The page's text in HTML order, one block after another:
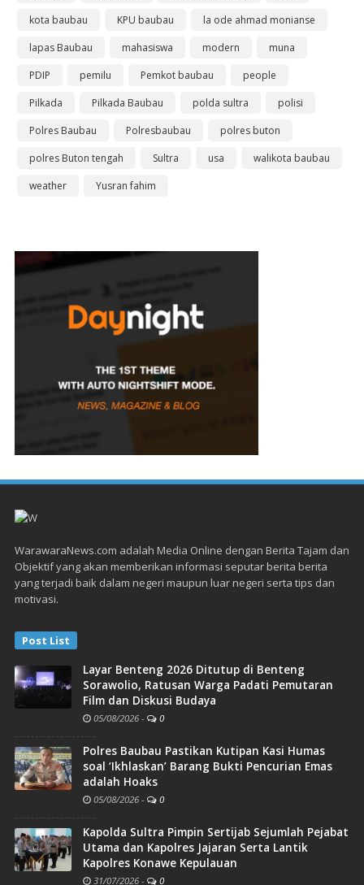
kota baubau
KPU baubau
la ode ahmad monianse
lapas Baubau
mahasiswa modern
muna
PDIP
pemilu Pemkot baubau
people
Pilkada
Pilkada Baubau polda sultra
polisi
Polres Baubau
Polresbaubau
polres buton
polres Buton tengah
Sultra usa
walikota baubau
weather
Yusran fahim
WarawaraNews.com adalah Media Online dengan Berita Tajam dan
Objektif yang akan memberikan informasi seputar berita berita
yang terjadi baik dalam negeri maupun luar negeri serta tips dan
motivasi.
Post List
Layar Benteng 2026 Ditutup di Benteng
Sorawolio, Ratusan Warga Padati Pemutaran
Film dan Diskusi Budaya
05/08/2026 - 0
Polres Baubau Pastikan Kutipan Kasi Humas
soal ‘Ikhlaskan’ Barang Bukti Pencurian Emas
adalah Hoaks
05/08/2026 - 0
Kapolda Sultra Pimpin Sertijab Sejumlah Pejabat
Utama dan Kapolres Jajaran Serta Lantik
Kapolres Konawe Kepulauan
31/07/2026 - 0